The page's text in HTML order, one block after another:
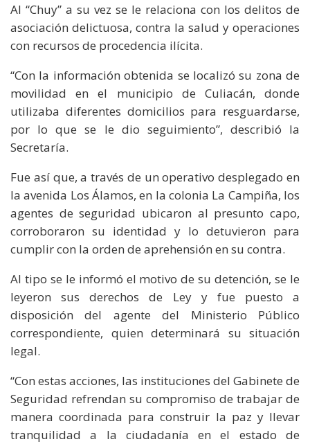
Al “Chuy” a su vez se le relaciona con los delitos de
asociación delictuosa, contra la salud y operaciones
con recursos de procedencia ilícita.
“Con la información obtenida se localizó su zona de
movilidad en el municipio de Culiacán, donde
utilizaba diferentes domicilios para resguardarse,
por lo que se le dio seguimiento”, describió la
Secretaría.
Fue así que, a través de un operativo desplegado en
la avenida Los Álamos, en la colonia La Campiña, los
agentes de seguridad ubicaron al presunto capo,
corroboraron su identidad y lo detuvieron para
cumplir con la orden de aprehensión en su contra.
Al tipo se le informó el motivo de su detención, se le
leyeron sus derechos de Ley y fue puesto a
disposición del agente del Ministerio Público
correspondiente, quien determinará su situación
legal.
“Con estas acciones, las instituciones del Gabinete de
Seguridad refrendan su compromiso de trabajar de
manera coordinada para construir la paz y llevar
tranquilidad a la ciudadanía en el estado de